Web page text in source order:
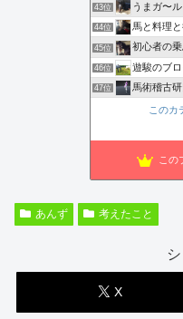
43位 うまガ〜ル
44位 馬と料理
45位 初心者の
46位 遊駿のブ
47位 馬術稽古
このカ
この
あんず 考えたこと
X